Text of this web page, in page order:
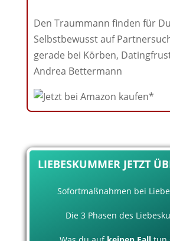
Den Traummann finden für
Selbstbewusst auf
gerade bei Körben,
Andrea Bettermann
LIEBESKUMMER JETZT
Sofortmaßnahmen bei
Die 3 Phasen des